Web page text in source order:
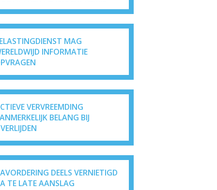
MAG
INFORMATIE
VERVREEMDING
BELANG BIJ
DEELS VERNIETIGD
TE LATE AANSLAG